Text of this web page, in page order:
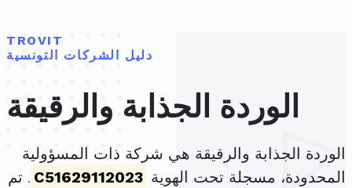
TROVIT
دليل الشركات التونسية
الوردة الجذابة والرقيقة
الوردة الجذابة والرقيقة هي شركة ذات المسؤولية
المحدودة، مسجلة تحت الهوية C51629112023 . تم